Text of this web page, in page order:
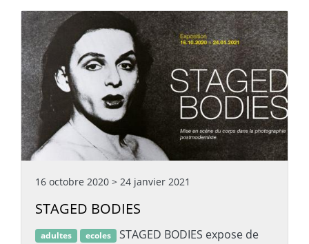
16 octobre 2020 > 24 janvier 2021
STAGED BODIES
adultes ecoles
STAGED BODIES expose de